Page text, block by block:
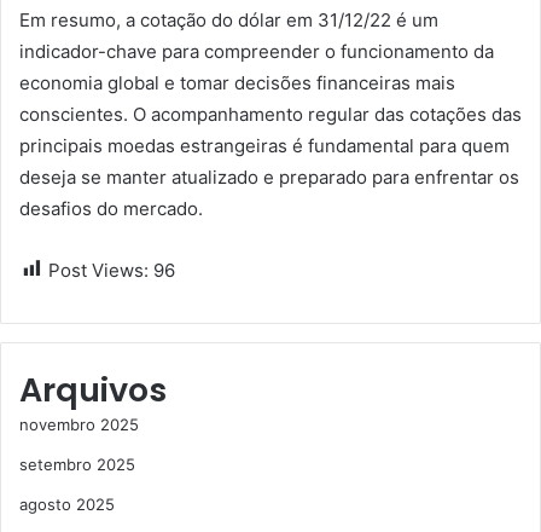
Em resumo, a cotação do dólar em 31/12/22 é um
indicador-chave para compreender o funcionamento da
economia global e tomar decisões financeiras mais
conscientes. O acompanhamento regular das cotações das
principais moedas estrangeiras é fundamental para quem
deseja se manter atualizado e preparado para enfrentar os
desafios do mercado.
Post Views: 96
Arquivos
novembro 2025
setembro 2025
agosto 2025